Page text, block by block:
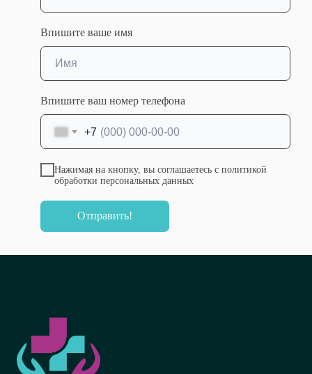
• Минздравсоцразвития РФ
• Год выдачи: 2012
• Сертификаты / аккредитация: Эндоскопия
№Протокол №15 от 09.09.2022
Впишите ваше имя
Впишите ваш номер телефона
+7
Нажимая на кнопку, вы соглашаетесь с политикой
обработки персональных данных
Отправить!